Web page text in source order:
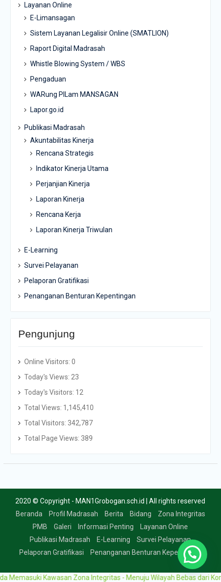
Layanan Online
E-Limansagan
Sistem Layanan Legalisir Online (SMATLION)
Raport Digital Madrasah
Whistle Blowing System / WBS
Pengaduan
WARung PILam MANSAGAN
Lapor.go.id
Publikasi Madrasah
Akuntabilitas Kinerja
Rencana Strategis
Indikator Kinerja Utama
Perjanjian Kinerja
Laporan Kinerja
Rencana Kerja
Laporan Kinerja Triwulan
E-Learning
Survei Pelayanan
Pelaporan Gratifikasi
Penanganan Benturan Kepentingan
Pengunjung
Online Visitors: 0
Today's Views: 23
Today's Visitors: 12
Total Views: 1,145,410
Total Visitors: 342,787
Total Page Views: 389
2020 © Copyright - MAN1Grobogan.sch.id | All rights reserved
Beranda
Profil Madrasah Berita Bidang
Zona Integritas
PMB
Galeri Informasi Penting
Layanan Online
Publikasi Madrasah
E-Learning
Survei Pelayanan
Pelaporan Gratifikasi
Penanganan Benturan Kepentingan
Kawasan Zona Integritas - Menuju Wilayah Bebas dari